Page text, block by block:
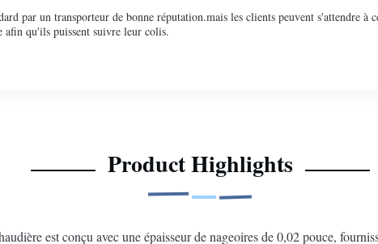
par un transporteur de bonne réputation.mais les clients peuvent s'attendre
afin qu'ils puissent suivre leur colis.
Product Highlights
est conçu avec une épaisseur de nageoires de 0,02 pouce,